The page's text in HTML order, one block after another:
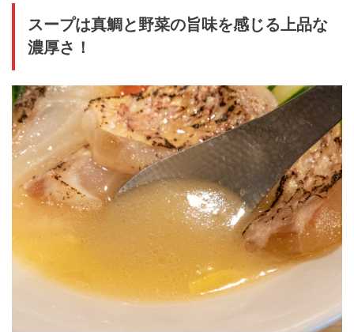
スープは真鯛と野菜の旨味を感じる上品な
濃厚さ！